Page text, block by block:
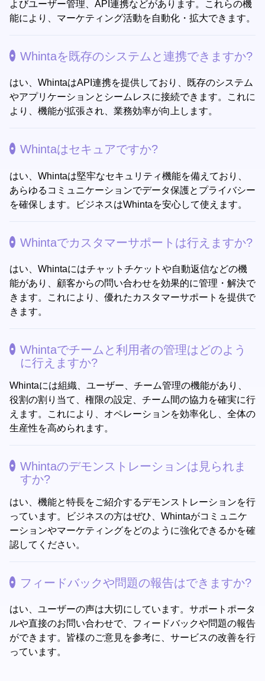
よびユーザー管理、API連携などがあります。これらの機
能により、マーケティング活動を自動化・拡大できます。
Whintaを既存のシステムと連携できますか?
はい、WhintaはAPI連携を提供しており、既存のシステム
やアプリケーションとシームレスに接続できます。これに
より、機能が拡張され、業務効率が向上します。
Whintaはセキュアですか?
はい、Whintaは堅牢なセキュリティ機能を備えており、
あらゆるコミュニケーションでデータ保護とプライバシー
を確保します。ビジネスはWhintaを安心して使えます。
Whintaでカスタマーサポートは行えますか?
はい、Whintaにはチャットチケットや自動返信などの機
能があり、顧客からの問い合わせを効果的に管理・解決で
きます。これにより、優れたカスタマーサポートを提供で
きます。
Whintaでチームと利用者の管理はどのよう
に行えますか?
Whintaには組織、ユーザー、チーム管理の機能があり、
役割の割り当て、権限の設定、チーム間の協力を確実に行
えます。これにより、オペレーションを効率化し、全体の
生産性を高められます。
Whintaのデモンストレーションは見られま
すか?
はい、機能と特長をご紹介するデモンストレーションを行
っています。ビジネスの方はぜひ、Whintaがコミュニケ
ーションやマーケティングをどのように強化できるかを確
認してください。
フィードバックや問題の報告はできますか?
はい、ユーザーの声は大切にしています。サポートポータ
ルや直接のお問い合わせで、フィードバックや問題の報告
ができます。皆様のご意見を参考に、サービスの改善を行
っています。